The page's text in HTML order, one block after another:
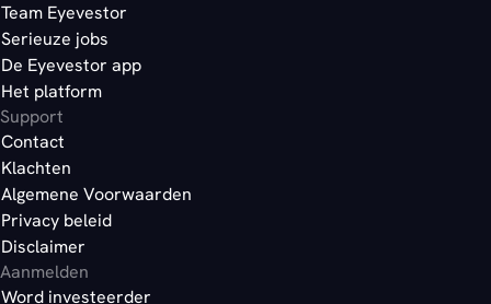
Team Eyevestor
Serieuze jobs
De Eyevestor app
Het platform
Support
Contact
Klachten
Algemene Voorwaarden
Privacy beleid
Disclaimer
Aanmelden
Word investeerder